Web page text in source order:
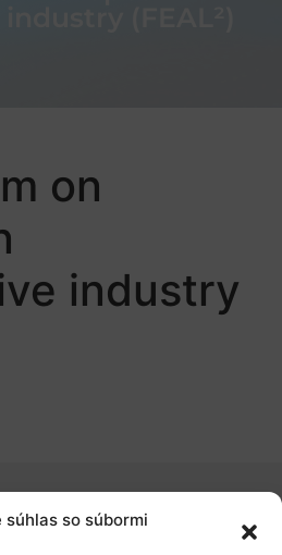
so súbormi
on
industry
O nás